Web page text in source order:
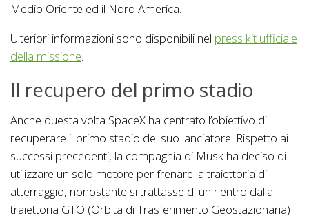
Medio Oriente ed il Nord America.
Ulteriori informazioni sono disponibili nel press kit ufficiale
della missione.
Il recupero del primo stadio
Anche questa volta SpaceX ha centrato l’obiettivo di
recuperare il primo stadio del suo lanciatore. Rispetto ai
successi precedenti, la compagnia di Musk ha deciso di
utilizzare un solo motore per frenare la traiettoria di
atterraggio, nonostante si trattasse di un rientro dalla
traiettoria GTO (Orbita di Trasferimento Geostazionaria)